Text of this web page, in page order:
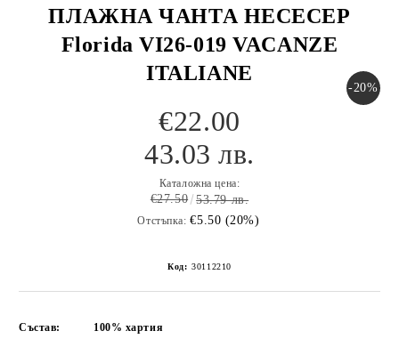
ПЛАЖНА ЧАНТА НЕСЕСЕР
Florida VI26-019 VACANZE
ITALIANE
-20%
€22.00
43.03 лв.
Каталожна цена:
€27.50 53.79 лв.
Отстъпка: €5.50 (20%)
Код: 30112210
Състав:
100% хартия